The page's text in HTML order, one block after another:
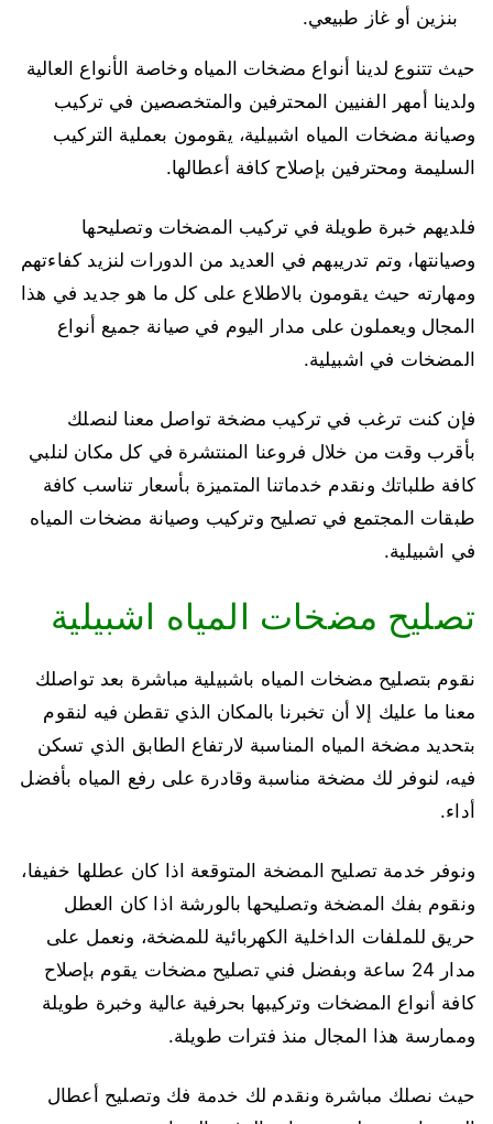
بنزين أو غاز طبيعي.
حيث تتنوع لدينا أنواع مضخات المياه وخاصة الأنواع العالية
ولدينا أمهر الفنيين المحترفين والمتخصصين في تركيب
وصيانة مضخات المياه اشبيلية، يقومون بعملية التركيب
السليمة ومحترفين بإصلاح كافة أعطالها.
فلديهم خبرة طويلة في تركيب المضخات وتصليحها
وصيانتها، وتم تدريبهم في العديد من الدورات لنزيد كفاءتهم
ومهارته حيث يقومون بالاطلاع على كل ما هو جديد في هذا
المجال ويعملون على مدار اليوم في صيانة جميع أنواع
المضخات في اشبيلية.
فإن كنت ترغب في تركيب مضخة تواصل معنا لنصلك
بأقرب وقت من خلال فروعنا المنتشرة في كل مكان لنلبي
كافة طلباتك ونقدم خدماتنا المتميزة بأسعار تناسب كافة
طبقات المجتمع في تصليح وتركيب وصيانة مضخات المياه
في اشبيلية.
تصليح مضخات المياه اشبيلية
نقوم بتصليح مضخات المياه باشبيلية مباشرة بعد تواصلك
معنا ما عليك إلا أن تخبرنا بالمكان الذي تقطن فيه لنقوم
بتحديد مضخة المياه المناسبة لارتفاع الطابق الذي تسكن
فيه، لنوفر لك مضخة مناسبة وقادرة على رفع المياه بأفضل
أداء.
ونوفر خدمة تصليح المضخة المتوقعة اذا كان عطلها خفيفا،
ونقوم بفك المضخة وتصليحها بالورشة اذا كان العطل
حريق للملفات الداخلية الكهربائية للمضخة، ونعمل على
مدار 24 ساعة وبفضل فني تصليح مضخات يقوم بإصلاح
كافة أنواع المضخات وتركيبها بحرفية عالية وخبرة طويلة
وممارسة هذا المجال منذ فترات طويلة.
حيث نصلك مباشرة ونقدم لك خدمة فك وتصليح أعطال